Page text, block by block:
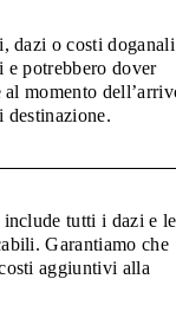
dazi o costi doganali
e potrebbero dover
al momento
destinazione.
include tutti i dazi e le
Garantiamo che
aggiuntivi alla